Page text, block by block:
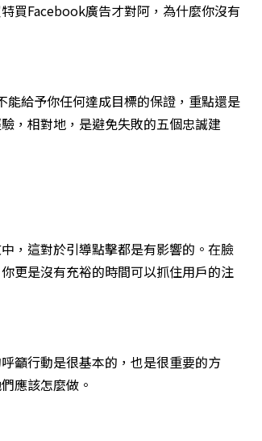
買Facebook廣告才對阿，為什麼你沒有
給予你任何達成目標的保證，重點還是
，相對地，是避免失敗的五個忠誠建
，這對於引導點擊都是有影響的。在臉
更是沒有充裕的時間可以抓住用戶的注
籲行動是很基本的，也是很重要的方
應該怎麼做。